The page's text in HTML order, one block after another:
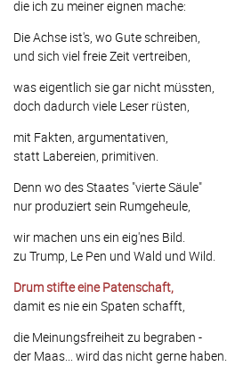
die ich zu meiner eignen mache:
Die Achse ist's, wo Gute schreiben,
und sich viel freie Zeit vertreiben,
was eigentlich sie gar nicht müssten,
doch dadurch viele Leser rüsten,
mit Fakten, argumentativen,
statt Labereien, primitiven.
Denn wo des Staates "vierte Säule"
nur produziert sein Rumgeheule,
wir machen uns ein eig'nes Bild.
zu Trump, Le Pen und Wald und Wild.
Drum stifte eine Patenschaft,
damit es nie ein Spaten schafft,
die Meinungsfreiheit zu begraben -
der Maas... wird das nicht gerne haben.